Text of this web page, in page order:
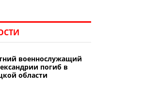
военнослужащий
погиб в
области